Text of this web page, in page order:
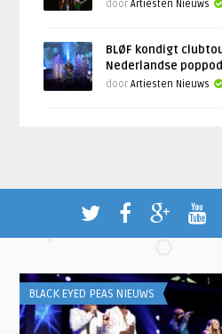
doorArtiesten Nieuws
BLØF kondigt
Nederlandse
doorArtiesten Nieuws
BLACK EYED PEAS NIEUWS